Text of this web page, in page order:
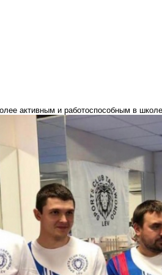
активным и работоспособным в